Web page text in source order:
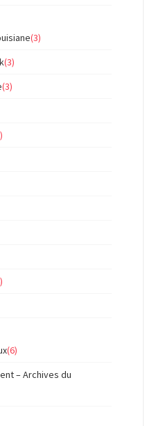
(3)
(3)
(3)
(6)
– Archives du